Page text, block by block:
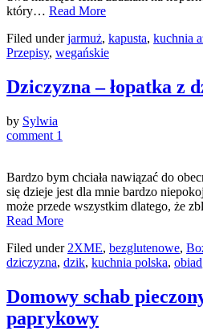
który… Read More
Filed underjarmuż, kapusta, kuchnia
Przepisy, wegańskie
Dziczyzna – łopatka z
by Sylwia
comment 1
Bardzo bym chciała nawiązać do
się dzieje jest dla mnie bardzo
może przede wszystkim dlatego, że
Read More
Filed under 2XME, bezglutenowe,
dziczyzna, dzik, kuchnia polska, obiad
Domowy schab
paprykowy